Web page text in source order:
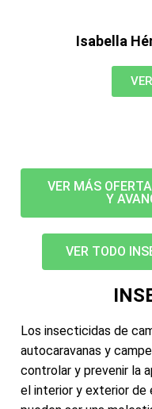
Isabella
VER MÁS
Y
VER TODO
Los insecticidas de
autocaravanas y
controlar y prevenir la
el interior y exterior de